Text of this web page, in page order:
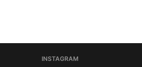
INSTAGRAM